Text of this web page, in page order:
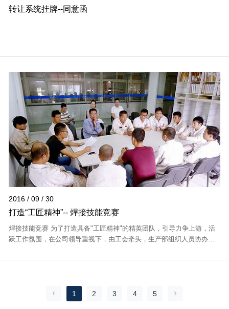
转让系统挂牌--同意函
2016 / 09 / 30
打造“工匠精神”-- 焊接技能竞赛
焊接技能竞赛 为了打造具备"工匠精神"的精英团队，引导力争上游，活
跃工作氛围，在公司领导重视下，由工会牵头，生产部组织人员协办、
圆满落幕最...
1 2 3 4 5